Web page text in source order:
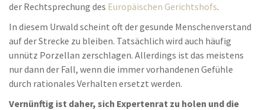
der Rechtsprechung des Europäischen Gerichtshofs.
In diesem Urwald scheint oft der gesunde Menschenverstand
auf der Strecke zu bleiben. Tatsächlich wird auch häufig
unnütz Porzellan zerschlagen. Allerdings ist das meistens
nur dann der Fall, wenn die immer vorhandenen Gefühle
durch rationales Verhalten ersetzt werden.
Vernünftig ist daher, sich Expertenrat zu holen und die